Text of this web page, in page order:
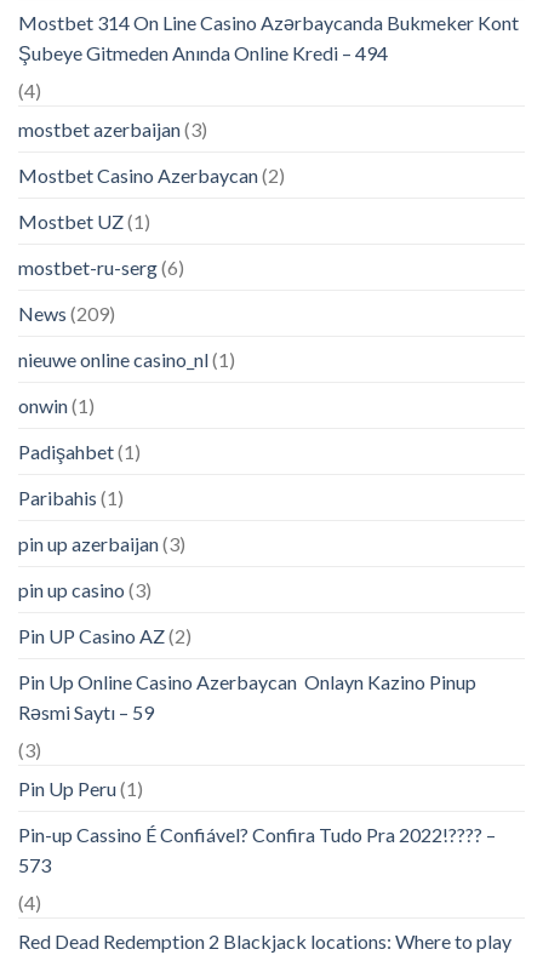
Mostbet 314 On Line Casino Azərbaycanda Bukmeker Kont
Şubeye Gitmeden Anında Online Kredi – 494
(4)
mostbet azerbaijan(3)
Mostbet Casino Azerbaycan(2)
Mostbet UZ(1)
mostbet-ru-serg(6)
News (209)
nieuwe online casino_nl(1)
onwin(1)
Padişahbet(1)
Paribahis (1)
pin up azerbaijan(3)
pin up casino (3)
Pin UP Casino AZ(2)
Pin Up Online Casino Azerbaycan ️ Onlayn Kazino Pinup
Rəsmi Saytı – 59
(3)
Pin Up Peru(1)
Pin-up Cassino É Confiável? Confira Tudo Pra 2022!???? –
573
(4)
Red Dead Redemption 2 Blackjack locations: Where to play